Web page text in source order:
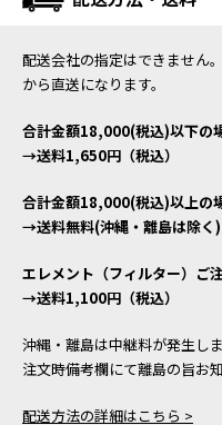
配送会社の指定はできません
から直送になります。
合計金額18,000(税込)以下の
→送料1,650円（税込）
合計金額18,000(税込)以上の
→送料無料(沖縄・離島は除く)
エレメント（フィルター）ご
→送料1,100円（税込）
沖縄・離島は中継料が発生し
注文時備考欄にて離島の旨お
配送方法の詳細はこちら >